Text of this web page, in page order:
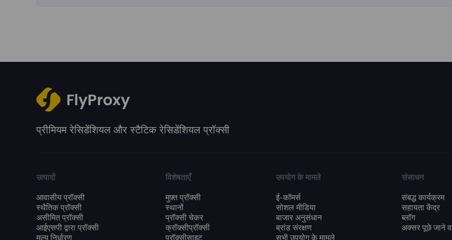
प्रीमियम रेसिडेंशियल और स्टैटिक रेसिडेंशियल प्रॉक्सी
उत्पादों
आवासीय प्रॉक्सी
स्थैतिक प्रॉक्सी
असीमित प्रॉक्सी
आईएसपी द्वारा प्रॉक्सी
मूल्य निर्धारण
विशेषताएँ
मुफ़्त प्रॉक्सी
स्थानों
प्रॉक्सी चेकर
क्रॉक्सीप्रॉक्सी
प्रॉक्सीसाइट
उपयोग के मामले
ई-कॉमर्स
सोशल मीडिया
बाजार अनुसंधान
ब्रांड संरक्षण
सभी उपयोग के मामले
संसाधन
संबद्ध कार्यक्रम
सहायता केंद्र
ब्लॉग
अक्सर पूछे जाने